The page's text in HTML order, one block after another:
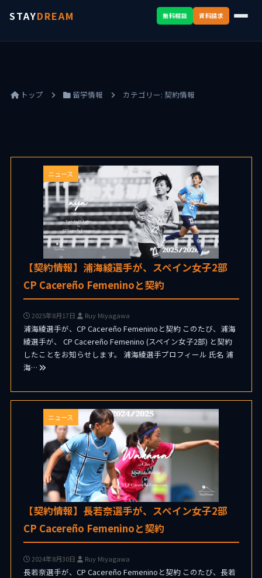
STAYDREAM 無料相談 資料請求
トップ 留学情報 カテゴリー: 契約情報
ニュース
【契約情報】浦海綾選手が、スペイン女子2部
CP Cacereño Femeninoと契約
2025年8月17日 Ruy Miyagawa
浦海綾選手が、CP Cacereño Femeninoと契約 このたび、浦海
綾選手が、 CP Cacereño Femenino (スペイン女子2部) と契約
したことをお知らせします。 浦海綾選手プロフィール 氏名 浦
海…
ニュース
【契約情報】長若奈選手が、スペイン女子2部
CP Cacereño Femeninoと契約
2024年8月30日 Ruy Miyagawa
長若奈選手が、CP Cacereño Femeninoと契約 このたび、長若